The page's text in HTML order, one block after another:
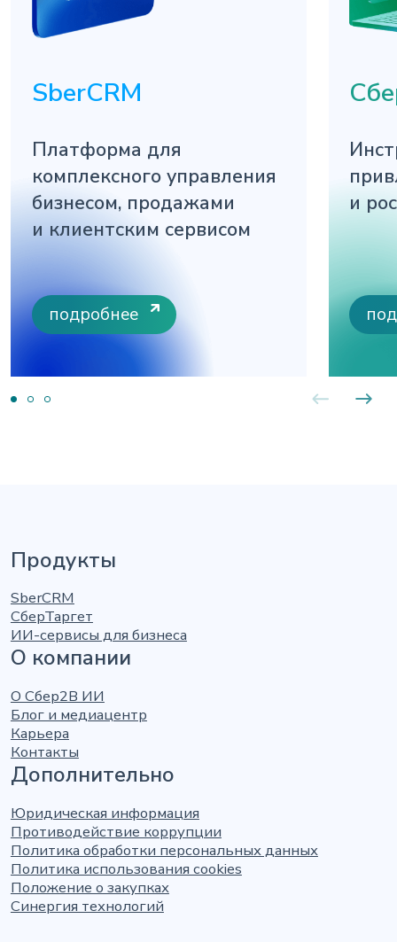
SberCRM
Платформа для
комплексного управления
бизнесом, продажами
и клиентским сервисом
подробнее
и
Продукты
SberCRM
СберТаргет
ИИ-сервисы для бизнеса
О компании
О Сбер2В ИИ
Блог и медиацентр
Карьера
Контакты
Дополнительно
Юридическая информация
Противодействие коррупции
Политика обработки персональных данных
Политика использования cookies
Положение о закупках
Синергия технологий